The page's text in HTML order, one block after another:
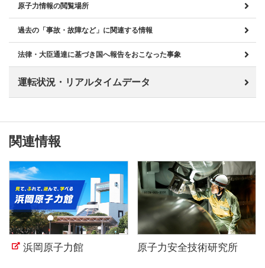
原子力情報の閲覧場所
過去の「事故・故障など」に関連する情報
法律・大臣通達に基づき国へ報告をおこなった事象
運転状況・リアルタイムデータ
関連情報
浜岡原子力館 原子力安全技術研究所